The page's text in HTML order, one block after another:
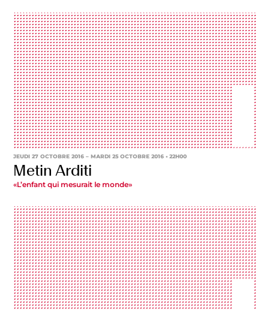
JEUDI 27 OCTOBRE 2016– MARDI 25 OCTOBRE 2016 • 22H00
Metin Arditi
«L’enfant qui mesurait le monde»